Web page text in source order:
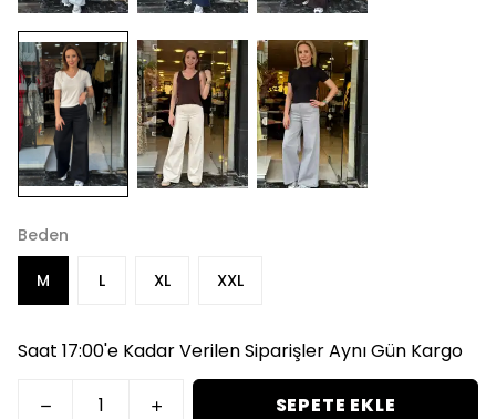
Beden
M L XL XXL
Saat 17:00'e Kadar Verilen Siparişler Aynı Gün Kargo
SEPETE EKLE